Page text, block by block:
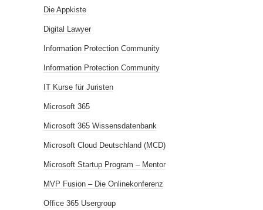
Die Appkiste
Digital Lawyer
Information Protection Community
Information Protection Community
IT Kurse für Juristen
Microsoft 365
Microsoft 365 Wissensdatenbank
Microsoft Cloud Deutschland (MCD)
Microsoft Startup Program – Mentor
MVP Fusion – Die Onlinekonferenz
Office 365 Usergroup